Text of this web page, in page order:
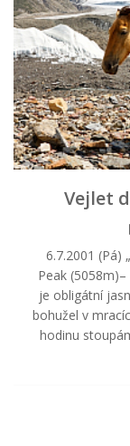
Vejlet
6.7.2001 (Pá)
Peak
je obligátní
bohužel v
hodinu